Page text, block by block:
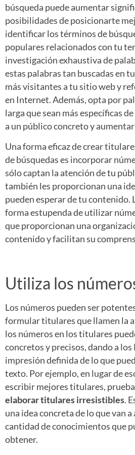
búsqueda puede aumentar
posibilidades de posicionarte
identificar los términos de
populares relacionados con tu
investigación exhaustiva de
estas palabras tan buscadas en
más visitantes a tu sitio web y
en Internet. Además, opta por
larga que sean más específicas
a un público concreto y
Una forma eficaz de crear
de búsquedas es incorporar
sólo captan la atención de tu
también les proporcionan una
pueden esperar de tu contenido.
forma estupenda de utilizar
que proporcionan una
contenido y facilitan su
Utiliza los
Los números pueden ser
formular titulares que llamen la
los números en los titulares
concretos y precisos, dando a los
impresión definida de lo que
texto. Por ejemplo, en lugar de
escribir mejores titulares,
elaborar titulares irresistibles.
una idea concreta de lo que van a
cantidad de conocimientos que
obtener.